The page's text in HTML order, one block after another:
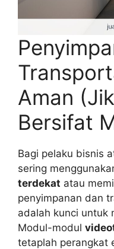
Aman
Bersifat
Bagi pelaku bisnis
sering
terdekat atau
penyimpanan dan
adalah kunci untuk
Modul-modul
tetaplah perangkat